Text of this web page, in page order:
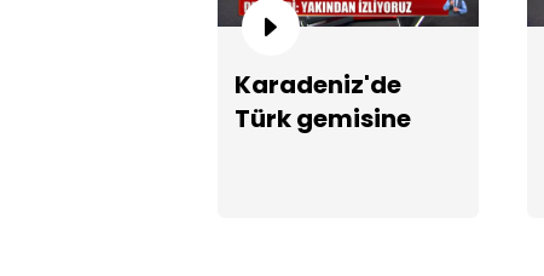
Karadeniz'de
Türk gemisine